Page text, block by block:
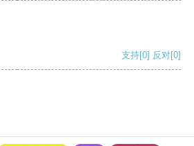
支持[0] 反对[0]